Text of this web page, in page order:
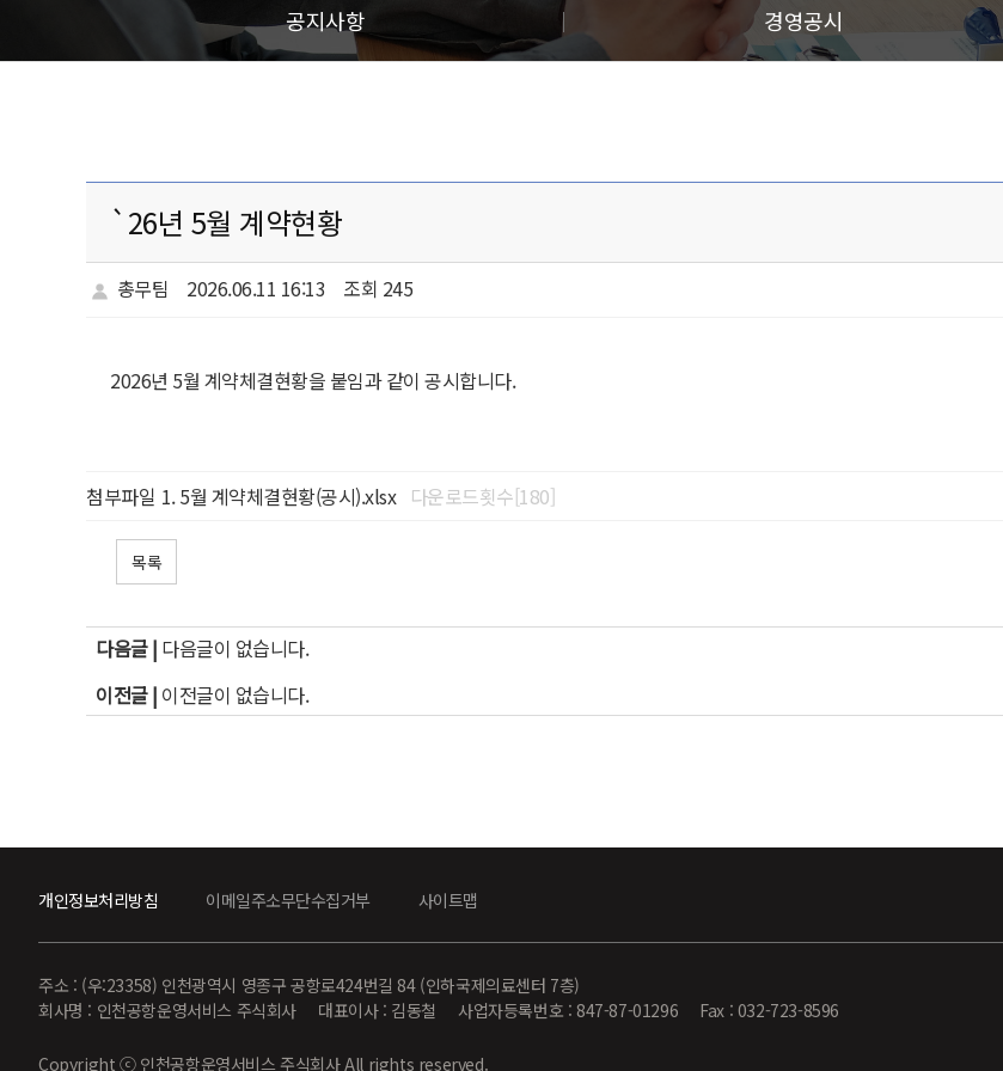
공지사항 경영공시
`26년 5월 계약현황
총무팀 2026.06.11 16:13 조회 245
2026년 5월 계약체결현황을 붙임과 같이 공시합니다.
첨부파일 5월 계약체결현황(공시).xlsx 다운로드횟수[180]
목록
다음글 | 다음글이 없습니다.
이전글 | 이전글이 없습니다.
개인정보처리방침 이메일주소무단수집거부 사이트맵
주소 : (우:23358) 인천광역시 영종구 공항로424번길 84 (인하국제의료센터 7층)
회사명 : 인천공항운영서비스 주식회사 대표이사 : 김동철 사업자등록번호 : 847-87-01296 Fax : 032-723-8596
Copyright ⓒ 인천공항운영서비스 주식회사 All rights reserved.